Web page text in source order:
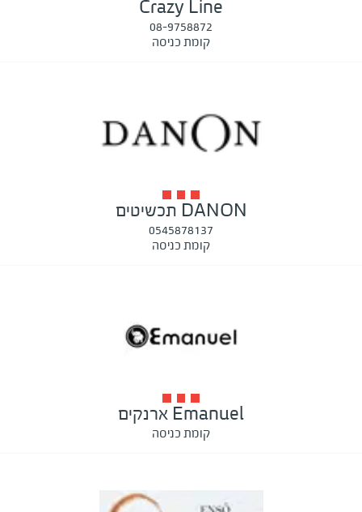
Crazy Line
08-9758872
קומת כניסה
DANON תכשיטים
0545878137
קומת כניסה
Emanuel ארנקים
קומת כניסה